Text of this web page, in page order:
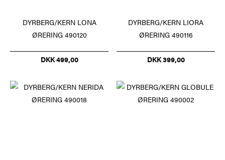
DYRBERG/KERN LONA
ØRERING 490120
DKK 499,00
DYRBERG/KERN LIORA
ØRERING 490116
DKK 399,00